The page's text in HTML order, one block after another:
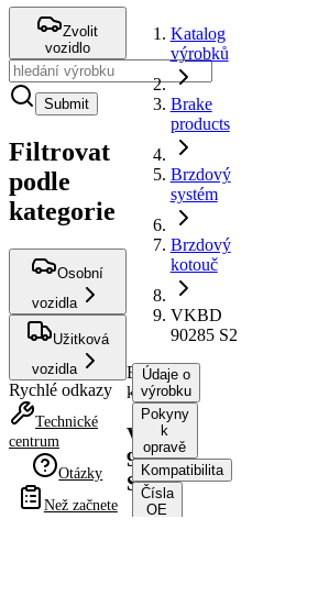
Zvolit
vozidlo
Submit
Filtrovat
podle
kategorie
Osobní
vozidla
Užitková
vozidla
Rychlé odkazy
Technické
centrum
Otázky
Než začnete
Katalog
výrobků
Brake
products
Brzdový
systém
Brzdový
kotouč
VKBD
90285 S2
Brzdový
kotouč
VKBD
90285
S2
Údaje o
výrobku
Pokyny
k
opravě
Kompatibilita
Čísla
OE